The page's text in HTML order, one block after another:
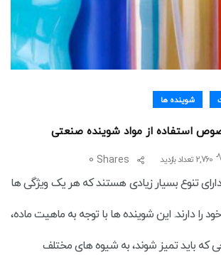
شوینده ها
استفاده از مواد شوینده صنعتی
2,760 تعداد بازدید Shares
0
تنوع بسیار زیادی هستند که هر یک ویژگی ها
را دارند. این شوینده ها با توجه به ماهیت ماده،
باید تمیز شوند، به شیوه های مختلف